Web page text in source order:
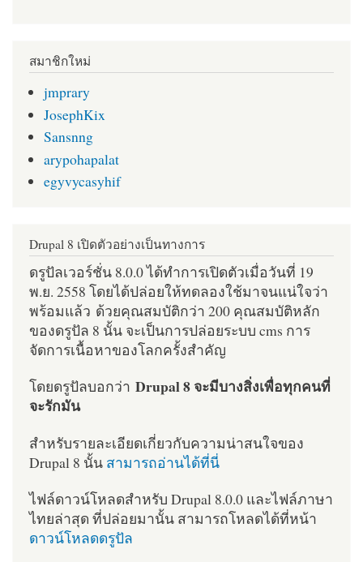
สมาชิกใหม่
jmprary
JosephKix
Sansnng
arypohapalat
egyvycasyhif
Drupal 8 เปิดตัวอย่างเป็นทางการ
ดรูปัลเวอร์ชั่น 8.0.0 ได้ทำการเปิดตัวเมื่อวันที่ 19
พ.ย. 2558 โดยได้ปล่อยให้ทดลองใช้มาจนแน่ใจว่า
พร้อมแล้ว ด้วยคุณสมบัติกว่า 200 คุณสมบัติหลัก
ของดรูปัล 8 นั้น จะเป็นการปล่อยระบบ cms การ
จัดการเนื้อหาของโลกครั้งสำคัญ
โดยดรูปัลบอกว่า Drupal 8 จะมีบางสิ่งเพื่อทุกคนที่
จะรักมัน
สำหรับรายละเอียดเกี่ยวกับความน่าสนใจของ
Drupal 8 นั้น สามารถอ่านได้ที่นี่
ไฟล์ดาวน์โหลดสำหรับ Drupal 8.0.0 และไฟล์ภาษา
ไทยล่าสุด ที่ปล่อยมานั้น สามารถโหลดได้ที่หน้า
ดาวน์โหลดดรูปัล